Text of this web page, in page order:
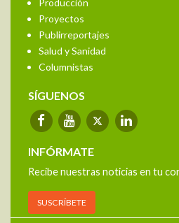
Producción
Proyectos
Publirreportajes
Salud y Sanidad
Columnistas
SÍGUENOS
INFÓRMATE
Recibe nuestras noticias en tu
SUSCRÍBETE